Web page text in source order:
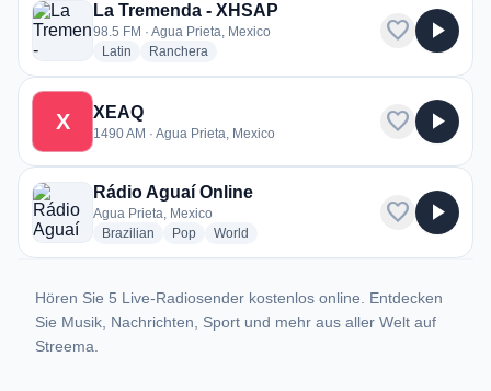
La Tremenda - XHSAP
98.5 FM · Agua Prieta, Mexico
Latin radio stations
Ranchera
favorite play_arrow
X XEAQ
1490 AM · Agua Prieta, Mexico favorite play_arrow
Rádio Aguaí Online
Agua Prieta, Mexico
Brazilian radio stations
Popradio stations
World
favorite play_arrow
Hören Sie 5 Live-Radiosender kostenlos online. Entdecken
Sie Musik, Nachrichten, Sport und mehr aus aller Welt auf
Streema.